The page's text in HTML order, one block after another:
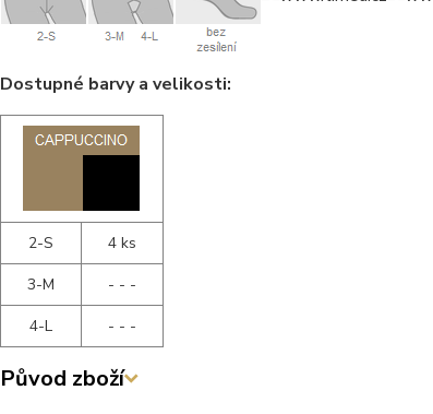
Dostupné barvy a velikosti:
2-S
4 ks
3-M
- - -
4-L
- - -
Původ zboží